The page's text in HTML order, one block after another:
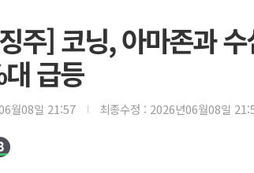
주] 코닝, 아마존과
급등
월08일 21:57 최종수정 : 2026년06월08일